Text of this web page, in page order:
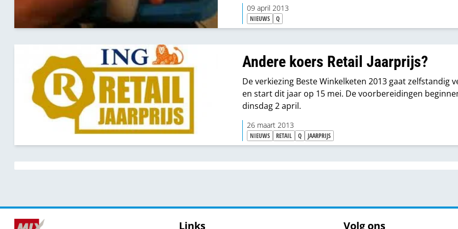
09 april 2013
NIEUWS Q
Andere koers Retail Jaarprijs?
De verkiezing Beste Winkelketen 2013 gaat zelfstandig
en start dit jaar op 15 mei. De voorbereidingen
dinsdag 2 april.
26 maart 2013
NIEUWS RETAIL Q JAARPRIJS
Links Volg ons